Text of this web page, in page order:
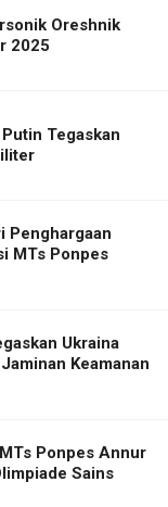
Oreshnik
2025
Tegaskan
Penghargaan
MTs Ponpes
Ukraina
Keamanan
Ponpes Annur
Sains